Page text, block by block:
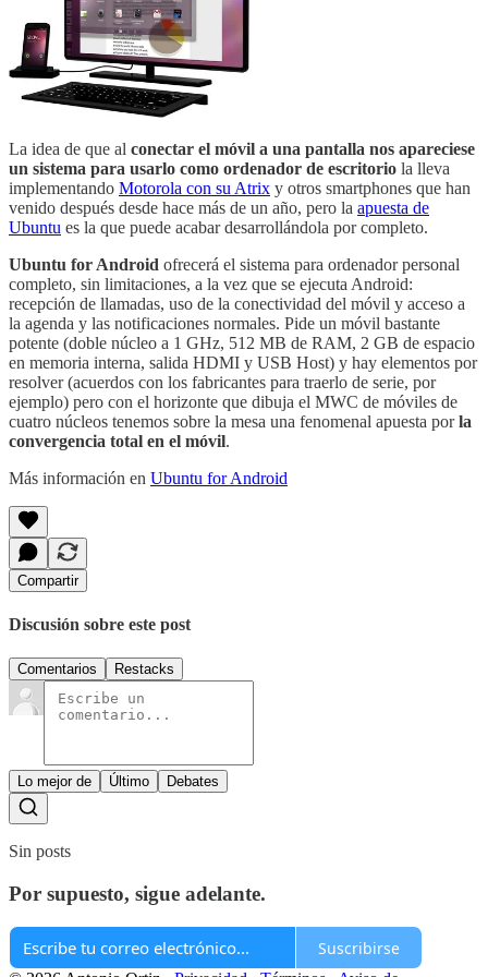
La idea de que al conectar el móvil a una pantalla nos apareciese
un sistema para usarlo como ordenador de escritorio la lleva
implementando Motorola con su Atrix y otros smartphones que han
venido después desde hace más de un año, pero la apuesta de
Ubuntu es la que puede acabar desarrollándola por completo.
Ubuntu for Android ofrecerá el sistema para ordenador personal
completo, sin limitaciones, a la vez que se ejecuta Android:
recepción de llamadas, uso de la conectividad del móvil y acceso a
la agenda y las notificaciones normales. Pide un móvil bastante
potente (doble núcleo a 1 GHz, 512 MB de RAM, 2 GB de espacio
en memoria interna, salida HDMI y USB Host) y hay elementos por
resolver (acuerdos con los fabricantes para traerlo de serie, por
ejemplo) pero con el horizonte que dibuja el MWC de móviles de
cuatro núcleos tenemos sobre la mesa una fenomenal apuesta porla
convergencia total en el móvil.
Más información en Ubuntu for Android
Compartir
Discusión sobre este post
Comentarios Restacks
Lo mejor de Último Debates
Sin posts
Por supuesto, sigue adelante.
Suscribirse